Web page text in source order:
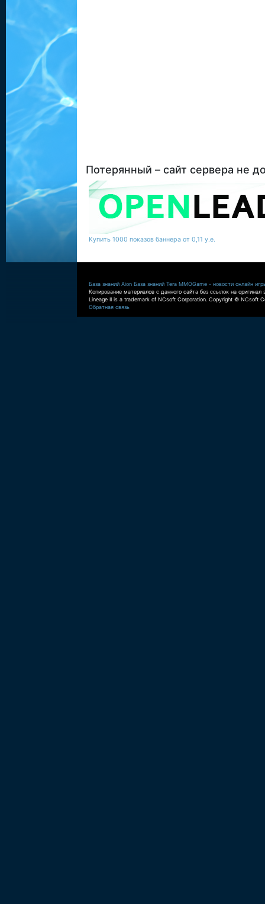
Потерянный – сайт сервера не
Купить 1000 показов баннера от 0,11 у.е.
База знаний Aion База знаний Tera MMOGame - новости онлайн
Копирование материалов с данного сайта без ссылок на оригинал
Lineage II is a trademark of NCsoft Corporation. Copyright © NCsoft
Обратная связь